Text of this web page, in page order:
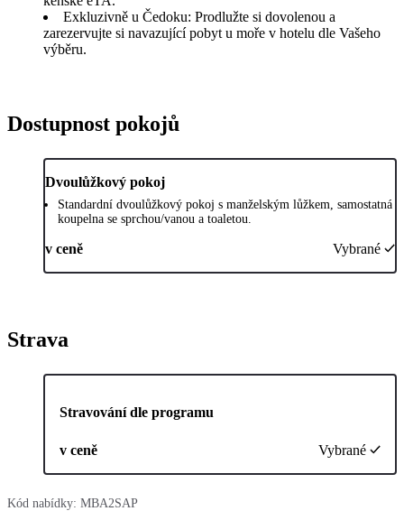
Exkluzivně u Čedoku: Prodlužte si dovolenou a
zarezervujte si navazující pobyt u moře v hotelu dle Vašeho
výběru.
Dostupnost pokojů
Dvoulůžkový pokoj
Standardní dvoulůžkový pokoj s manželským lůžkem, samostatná
koupelna se sprchou/vanou a toaletou.
v ceně Vybrané
Strava
Stravování dle programu
v ceně Vybrané
Kód nabídky: MBA2SAP